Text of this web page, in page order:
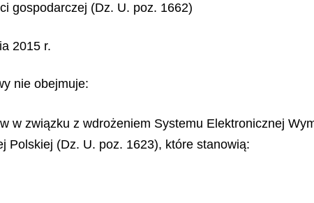
gospodarczej (Dz. U. poz. 1662)
2015 r.
nie obejmuje:
w związku z wdrożeniem Systemu Elektronicznej
Polskiej (Dz. U. poz. 1623), które stanowią: